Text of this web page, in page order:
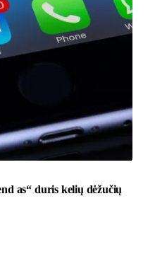
as“ duris kelių dėžučių